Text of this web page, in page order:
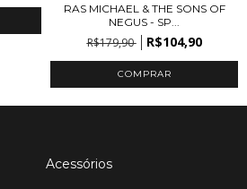
RAS MICHAEL & THE SONS OF
NEGUS - SP...
R$179,90 R$104,90
Acessórios